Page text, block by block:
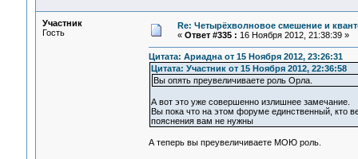
Участник
Гость
Re: Четырёхволновое смешение и
« Ответ #335 : 16 Ноября 2012, 21:38:39 »
Цитата: Ариадна от 15 Ноября 2012, 23:26:31
Цитата: Участник от 15 Ноября 2012, 22:36:58
Вы опять преувеличиваете роль Орла.
А вот это уже совершенно излишнее замечание.
Вы пока что на этом форуме единственный, кто
пояснения вам не нужны
А теперь вы преувеличиваете МОЮ роль.